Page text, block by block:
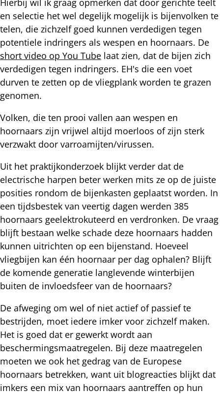
en selectie het wel degelijk mogelijk is bijenvolken te
telen, die zichzelf goed kunnen verdedigen tegen
potentiele indringers als wespen en hoornaars. De
short video op You Tube laat zien, dat de bijen zich
verdedigen tegen indringers. EH's die een voet
durven te zetten op de vliegplank worden te grazen
genomen.
Volken, die ten prooi vallen aan wespen en
hoornaars zijn vrijwel altijd moerloos of zijn sterk
verzwakt door varroamijten/virussen.
Uit het praktijkonderzoek blijkt verder dat de
electrische harpen beter werken mits ze op de juiste
posities rondom de bijenkasten geplaatst worden. In
een tijdsbestek van veertig dagen werden 385
hoornaars geelektrokuteerd en verdronken. De vraag
blijft bestaan welke schade deze hoornaars hadden
kunnen uitrichten op een bijenstand. Hoeveel
vliegbijen kan één hoornaar per dag ophalen? Blijft
de komende generatie langlevende winterbijen
buiten de invloedsfeer van de hoornaars?
De afweging om wel of niet actief of passief te
bestrijden, moet iedere imker voor zichzelf maken.
Het is goed dat er gewerkt wordt aan
beschermingsmaatregelen. Bij deze maatregelen
moeten we ook het gedrag van de Europese
hoornaars betrekken, want uit blogreacties blijkt dat
imkers een mix van hoornaars aantreffen op hun